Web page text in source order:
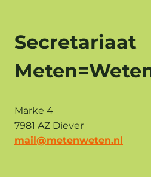
Secretariaat
Marke 4
7981 AZ Diever
mail@metenweten.nl